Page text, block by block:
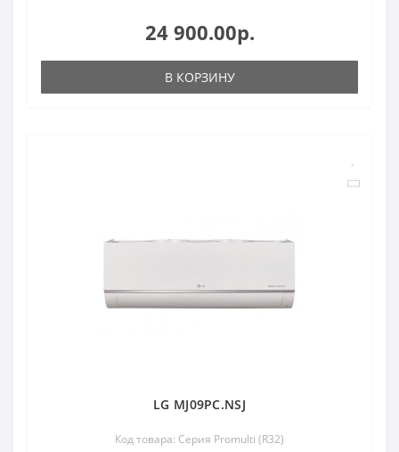
24 900.00р.
В КОРЗИНУ
LG MJ09PC.NSJ
Код товара: Серия Promulti (R32)